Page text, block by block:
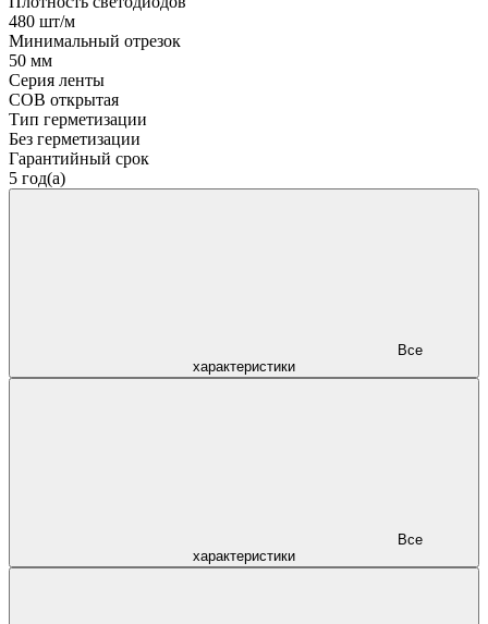
480 шт/м
Минимальный отрезок
50 мм
Серия ленты
COB открытая
Тип герметизации
Без герметизации
Гарантийный срок
5 год(а)
характеристики
характеристики